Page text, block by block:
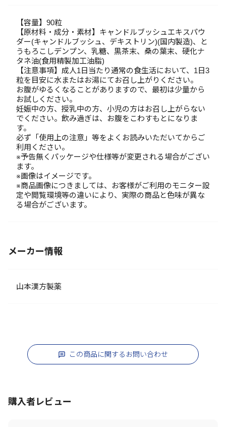
【容量】90粒
【原材料・成分・素材】キャンドルブッシュエキスパウ
ダー(キャンドルブッシュ、デキストリン)(国内製造)、と
うもろこしデンプン、乳糖、黒茶末、桑の葉末、硬化ナ
タネ油(食用精製加工油脂)
【注意事項】成人1日当たり通常の食生活において、1日3
粒を目安に水またはお湯にてお召し上がりください。
お腹がゆるくなることがありますので、最初は少量から
お試しください。
妊娠中の方、授乳中の方、小児の方はお召し上がらない
でください。飲み過ぎは、お腹をこわすもとになりま
す。
必ず「使用上の注意」等をよくお読みいただいてからご
利用ください。
※予告無くパッケージや仕様等が変更される場合がござい
ます。
※画像はイメージです。
※商品画像につきましては、お客様がご利用のモニター設
定や閲覧環境等の違いにより、実際の商品と色味が異な
る場合がございます。
メーカー情報
山本漢方製薬
この商品に関するお問い合わせ
購入者レビュー